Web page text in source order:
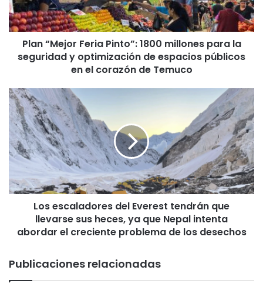
e
j
o
i
a
P
i
n
t
”
:
Plan “Mejor Feria Pinto”: 1800 millones para la
seguridad y optimización de espacios públicos
en el corazón de Temuco
L
o
s
e
s
c
l
a
d
e
Los escaladores del Everest tendrán que
llevarse sus heces, ya que Nepal intenta
abordar el creciente problema de los desechos
Publicaciones relacionadas